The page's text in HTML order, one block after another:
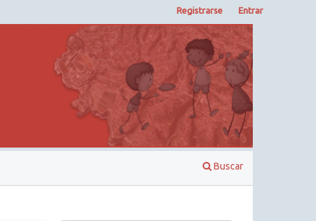
Buscar
Registrarse Entrar